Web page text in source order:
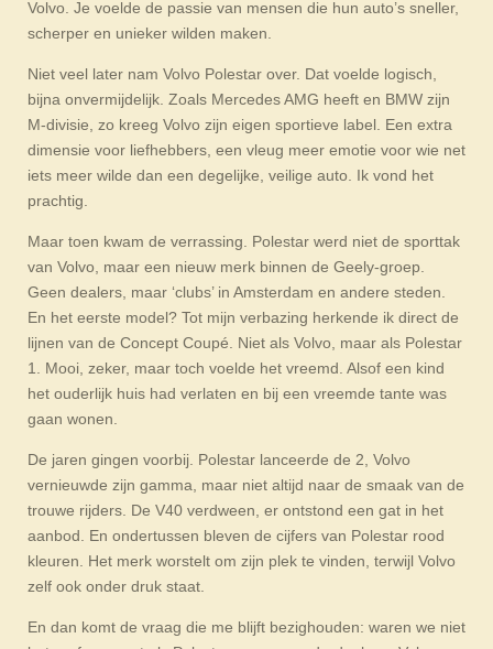
Volvo. Je voelde de passie van mensen die hun auto’s sneller,
scherper en unieker wilden maken.
Niet veel later nam Volvo Polestar over. Dat voelde logisch,
bijna onvermijdelijk. Zoals Mercedes AMG heeft en BMW zijn
M-divisie, zo kreeg Volvo zijn eigen sportieve label. Een extra
dimensie voor liefhebbers, een vleug meer emotie voor wie net
iets meer wilde dan een degelijke, veilige auto. Ik vond het
prachtig.
Maar toen kwam de verrassing. Polestar werd niet de sporttak
van Volvo, maar een nieuw merk binnen de Geely-groep.
Geen dealers, maar ‘clubs’ in Amsterdam en andere steden.
En het eerste model? Tot mijn verbazing herkende ik direct de
lijnen van de Concept Coupé. Niet als Volvo, maar als Polestar
1. Mooi, zeker, maar toch voelde het vreemd. Alsof een kind
het ouderlijk huis had verlaten en bij een vreemde tante was
gaan wonen.
De jaren gingen voorbij. Polestar lanceerde de 2, Volvo
vernieuwde zijn gamma, maar niet altijd naar de smaak van de
trouwe rijders. De V40 verdween, er ontstond een gat in het
aanbod. En ondertussen bleven de cijfers van Polestar rood
kleuren. Het merk worstelt om zijn plek te vinden, terwijl Volvo
zelf ook onder druk staat.
En dan komt de vraag die me blijft bezighouden: waren we niet